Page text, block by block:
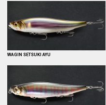
WAGIN SETSUKI AYU